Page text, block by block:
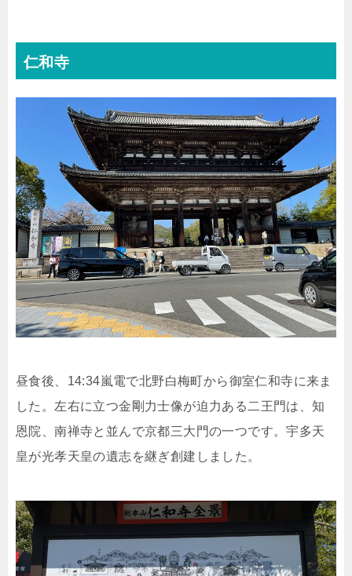
仁和寺
昼食後、14:34嵐電で北野白梅町から御室仁和寺に来ま
した。左右に立つ金剛力士像が迫力ある二王門は、知
恩院、南禅寺と並んで京都三大門の一つです。宇多天
皇が光孝天皇の遺志を継ぎ創建しました。